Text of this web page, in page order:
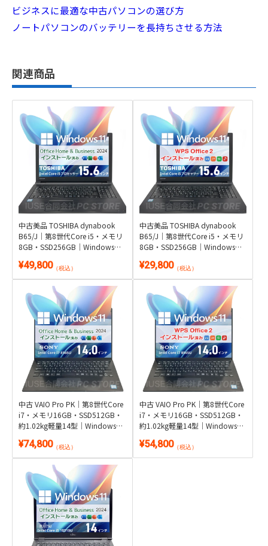
ビジネスに最適な中古パソコンの選び方
ノートパソコンのバッテリーを長持ちさせる方法
関連商品
中古美品 TOSHIBA dynabook
B65/J｜第8世代Core i5・メモリ
8GB・SSD256GB｜Windows
¥49,800（税込）
中古美品 TOSHIBA dynabook
B65/J｜第8世代Core i5・メモリ
8GB・SSD256GB｜Windows
¥29,800（税込）
中古 VAIO Pro PK｜第8世代Core
i7・メモリ16GB・SSD512GB・
約1.02kg軽量14型｜Windows
¥74,800（税込）
中古 VAIO Pro PK｜第8世代Core
i7・メモリ16GB・SSD512GB・
約1.02kg軽量14型｜Windows
¥54,800（税込）